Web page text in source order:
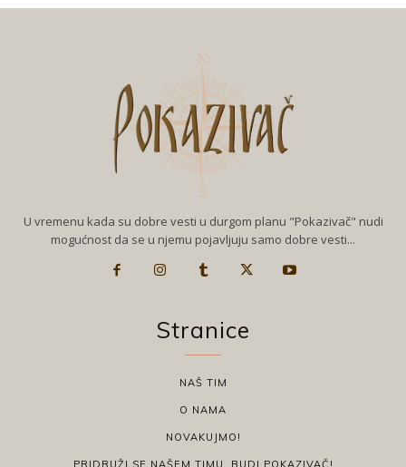
U vremenu kada su dobre vesti u durgom planu "Pokazivač" nudi
mogućnost da se u njemu pojavljuju samo dobre vesti...
Stranice
NAŠ TIM
O NAMA
NOVAKUJMO!
PRIDRUŽI SE NAŠEM TIMU, BUDI POKAZIVAČ!